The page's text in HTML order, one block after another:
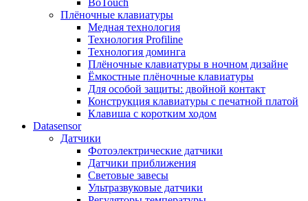
BoTouch
Плёночные клавиатуры
Медная технология
Технология Profiline
Технология доминга
Плёночные клавиатуры в ночном дизайне
Ёмкостные плёночные клавиатуры
Для особой защиты: двойной контакт
Конструкция клавиатуры с печатной платой
Клавиша с коротким ходом
Datasensor
Датчики
Фотоэлектрические датчики
Датчики приближения
Световые завесы
Ультразвуковые датчики